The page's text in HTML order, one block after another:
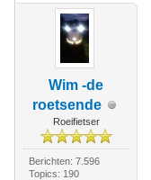
Wim -de
roetsende
Roeifietser
Berichten: 7.596
Topics: 190